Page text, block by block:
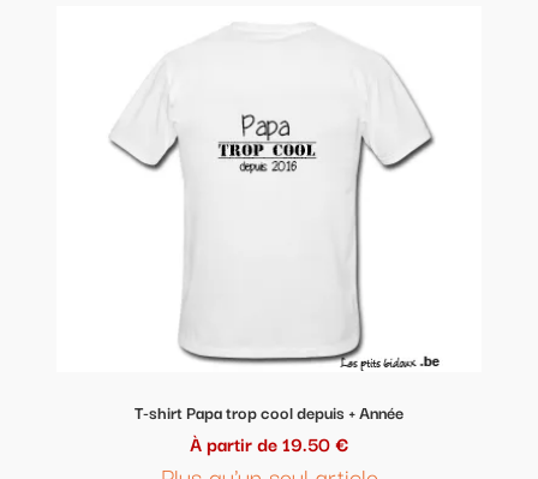
T-shirt Papa trop cool depuis + Année
À partir de 19.50 €